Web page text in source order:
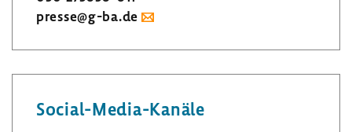
presse@g-ba.de
Social-​Media-Kanäle